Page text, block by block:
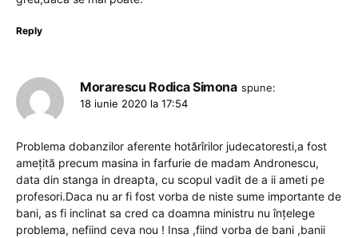
Reply
Morarescu Rodica Simona spune:
18 iunie 2020 la 17:54
Problema dobanzilor aferente hotărîrilor judecatoresti,a fost
amețită precum masina in farfurie de madam Andronescu,
data din stanga in dreapta, cu scopul vadit de a ii ameti pe
profesori.Daca nu ar fi fost vorba de niste sume importante de
bani, as fi inclinat sa cred ca doamna ministru nu înțelege
problema, nefiind ceva nou ! Insa ,fiind vorba de bani ,banii